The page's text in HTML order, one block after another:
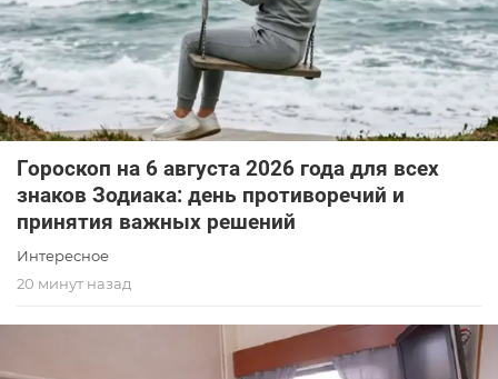
Гороскоп на 6 августа 2026 года для всех
знаков Зодиака: день противоречий и
принятия важных решений
Интересное
20 минут назад